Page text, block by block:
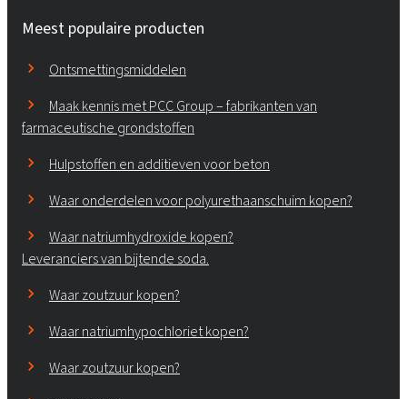
Meest populaire producten
Ontsmettingsmiddelen
Maak kennis met PCC Group – fabrikanten van
farmaceutische grondstoffen
Hulpstoffen en additieven voor beton
Waar onderdelen voor polyurethaanschuim kopen?
Waar natriumhydroxide kopen?
Leveranciers van bijtende soda.
Waar zoutzuur kopen?
Waar natriumhypochloriet kopen?
Waar zoutzuur kopen?